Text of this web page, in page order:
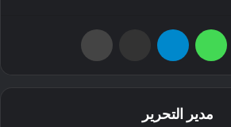
مدير التحرير